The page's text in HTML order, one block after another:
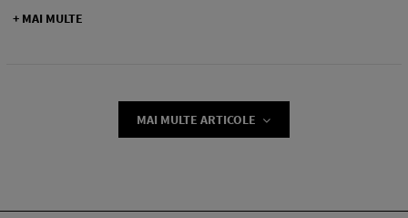
+ MAI MULTE
MAI MULTE ARTICOLE